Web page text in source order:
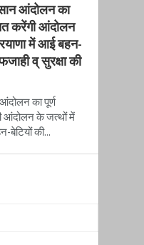
आंदोलन का
करेंगी आंदोलन
में आई बहन-
व् सुरक्षा की
का पूर्ण
आंदोलन के जत्थों में
बेटियों की...